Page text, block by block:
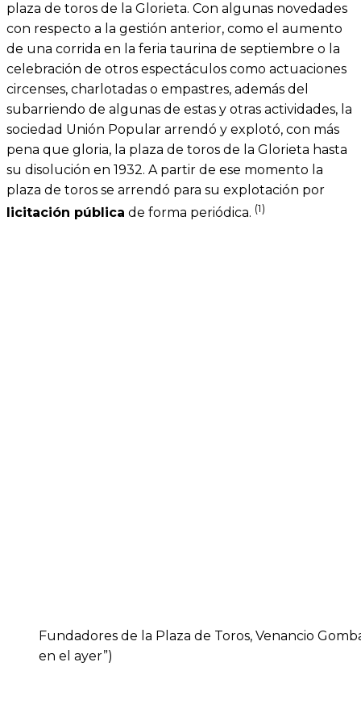
plaza de toros de la Glorieta. Con algunas novedades
con respecto a la gestión anterior, como el aumento
de una corrida en la feria taurina de septiembre o la
celebración de otros espectáculos como actuaciones
circenses, charlotadas o empastres, además del
subarriendo de algunas de estas y otras actividades, la
sociedad Unión Popular arrendó y explotó, con más
pena que gloria, la plaza de toros de la Glorieta hasta
su disolución en 1932. A partir de ese momento la
plaza de toros se arrendó para su explotación por
licitación pública de forma periódica. (1)
Fundadores de la Plaza de Toros, Venancio
en el ayer”)